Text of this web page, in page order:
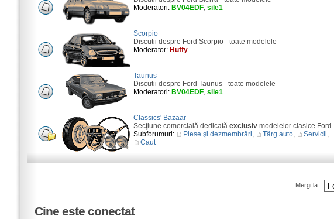
Moderatori: BV04EDF, sile1
Scorpio
Discutii despre Ford Scorpio - toate modelele
Moderator: Huffy
Taunus
Discutii despre Ford Taunus - toate modelele
Moderatori: BV04EDF, sile1
Classics' Bazaar
Secţiune comercială dedicată exclusivmodelelor clasice Ford.
Subforumuri:
Piese şi dezmembrări, Târg auto, Servicii,
Caut
Mergi la:
Cine este conectat